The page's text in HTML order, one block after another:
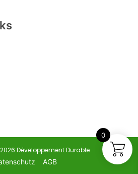
Développement Durable
AGB
0